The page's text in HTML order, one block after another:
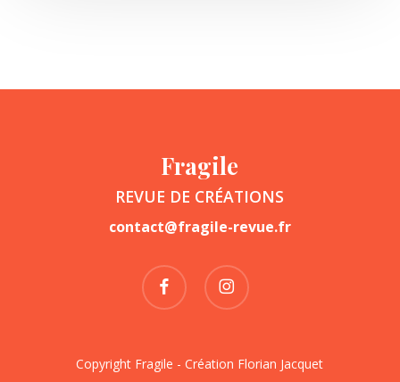
Fragile
REVUE DE CRÉATIONS
contact@fragile-revue.fr
facebook instagram
Copyright Fragile - Création Florian Jacquet